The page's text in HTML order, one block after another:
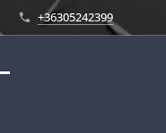
+36305242399